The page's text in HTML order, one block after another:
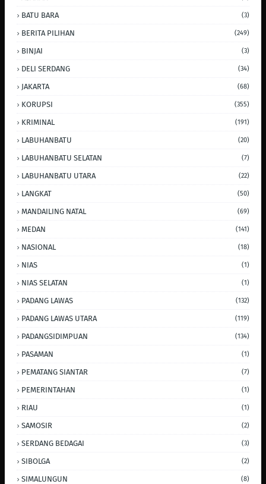
BATU BARA (3)
BERITA PILIHAN (249)
BINJAI (3)
DELI SERDANG (34)
JAKARTA (68)
KORUPSI (355)
KRIMINAL (191)
LABUHANBATU (20)
LABUHANBATU SELATAN (7)
LABUHANBATU UTARA (22)
LANGKAT (50)
MANDAILING NATAL (69)
MEDAN (141)
NASIONAL (18)
NIAS (1)
NIAS SELATAN (1)
PADANG LAWAS (132)
PADANG LAWAS UTARA (119)
PADANGSIDIMPUAN (134)
PASAMAN (1)
PEMATANG SIANTAR (7)
PEMERINTAHAN (1)
RIAU (1)
SAMOSIR (2)
SERDANG BEDAGAI (3)
SIBOLGA (2)
SIMALUNGUN (8)